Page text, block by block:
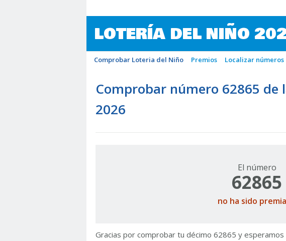
LOTERÍA DEL NIÑO
Comprobar Loteria del Niño Premios Localizar números
Comprobar número 62865 de
2026
El número
62865
no ha sido
Gracias por comprobar tu décimo 62865 y